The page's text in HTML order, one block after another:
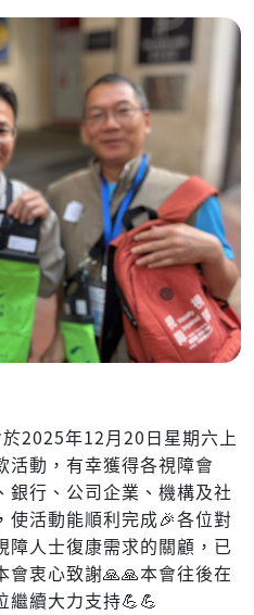
2025年12月20日星期六上
活動，有幸獲得各視障會
銀行、公司企業、機構及社
使活動能順利完成🎉各位對
障人士復康需求的關顧，已
會衷心致謝🙏🙏本會往後在
繼續大力支持💪💪